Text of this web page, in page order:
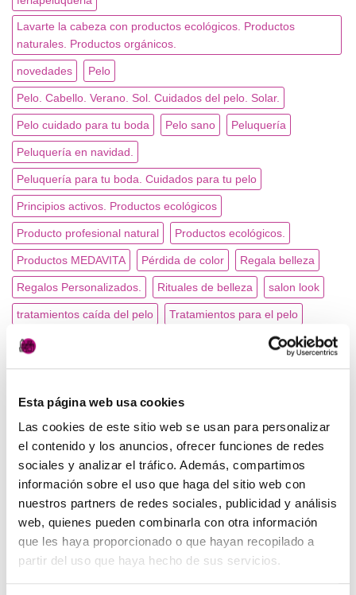
Esta página web usa cookies
Las cookies de este sitio web se usan para personalizar
el contenido y los anuncios, ofrecer funciones de redes
sociales y analizar el tráfico. Además, compartimos
información sobre el uso que haga del sitio web con
nuestros partners de redes sociales, publicidad y análisis
web, quienes pueden combinarla con otra información
que les haya proporcionado o que hayan recopilado a
partir del uso que haya hecho de sus servicios.
Lavarte la cabeza con productos ecológicos. Productos
naturales. Productos orgánicos.
novedades Pelo
Pelo. Cabello. Verano. Sol. Cuidados del pelo. Solar.
Pelo cuidado para tu boda Pelo sano Peluquería
Peluquería en navidad.
Peluquería para tu boda. Cuidados para tu pelo
Principios activos. Productos ecológicos
Producto profesional natural Productos ecológicos.
Productos MEDAVITA Pérdida de color Regala belleza
Regalos Personalizados. Rituales de belleza salon look
tratamientos caída del pelo Tratamientos para el pelo
tupeluqueriadesiempre
CATEGORÍAS
Peluquería(7)
Productos MEDAVITA(8)
ARCHIVOS
enero 2023(1)